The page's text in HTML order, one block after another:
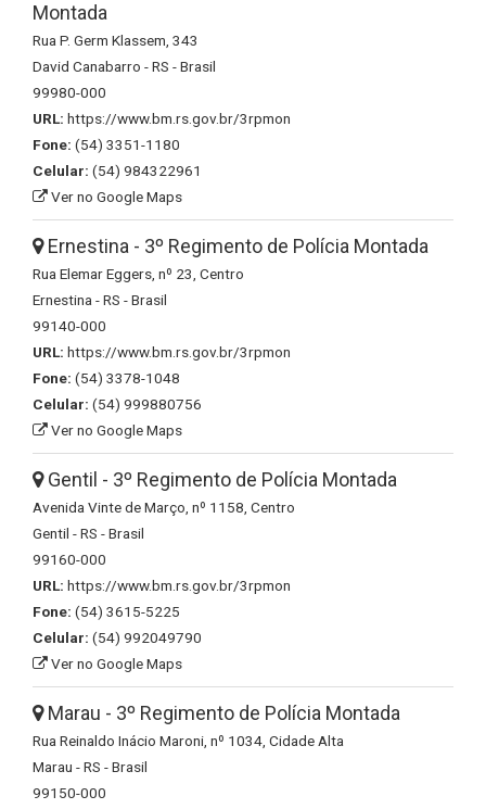
Montada
Rua P. Germ Klassem, 343
David Canabarro - RS - Brasil
99980-000
URL: https://www.bm.rs.gov.br/3rpmon
Fone: (54) 3351-1180
Celular: (54) 984322961
Ver no Google Maps
Ernestina - 3º Regimento de Polícia Montada
Rua Elemar Eggers, nº 23, Centro
Ernestina - RS - Brasil
99140-000
URL: https://www.bm.rs.gov.br/3rpmon
Fone: (54) 3378-1048
Celular: (54) 999880756
Ver no Google Maps
Gentil - 3º Regimento de Polícia Montada
Avenida Vinte de Março, nº 1158, Centro
Gentil - RS - Brasil
99160-000
URL: https://www.bm.rs.gov.br/3rpmon
Fone: (54) 3615-5225
Celular: (54) 992049790
Ver no Google Maps
Marau - 3º Regimento de Polícia Montada
Rua Reinaldo Inácio Maroni, nº 1034, Cidade Alta
Marau - RS - Brasil
99150-000